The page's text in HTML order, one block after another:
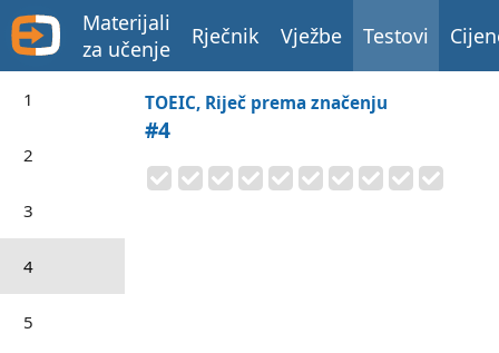
Materijali
za učenje
Rječnik Vježbe Testovi
1
2
3
4
5
TOEIC, Riječ prema značenju
#4